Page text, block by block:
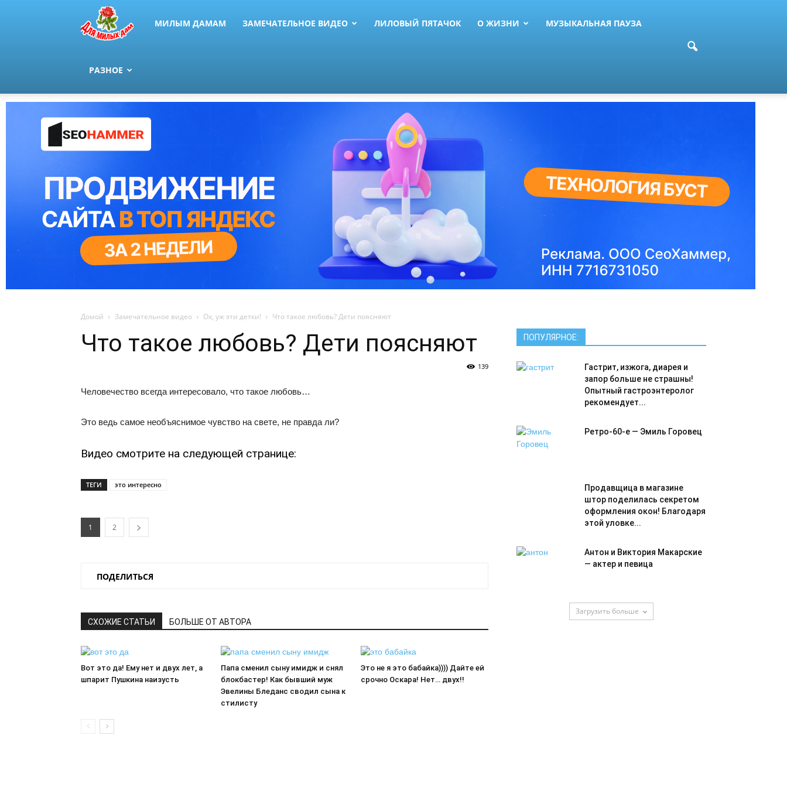
МИЛЫМ ДАМАМ ЗАМЕЧАТЕЛЬНОЕ ВИДЕО ЛИЛОВЫЙ ПЯТАЧОК О ЖИЗНИ МУЗЫКАЛЬНАЯ ПАУЗА
РАЗНОЕ
Домой Замечательное видео Ох, уж эти детки! Что такое любовь? Дети поясняют
Что такое любовь? Дети поясняют
139
Человечество всегда интересовало, что такое любовь…
Это ведь самое необъяснимое чувство на свете, не правда ли?
Видео смотрите на следующей странице:
ТЕГИ это интересно
1 2
ПОДЕЛИТЬСЯ
СХОЖИЕ СТАТЬИ БОЛЬШЕ ОТ АВТОРА
Вот это да! Ему нет и двух лет, а
шпарит Пушкина наизусть
Папа сменил сыну имидж и снял
блокбастер! Как бывший муж
Эвелины Бледанс сводил сына к
стилисту
Это не я это бабайка)))) Дайте ей
срочно Оскара! Нет… двух!!
ПОПУЛЯРНОЕ:
Гастрит, изжога, диарея и
запор больше не страшны!
Опытный гастроэнтеролог
рекомендует...
Ретро-60-е — Эмиль Горовец
Продавщица в магазине
штор поделилась секретом
оформления окон! Благодаря
этой уловке...
Антон и Виктория Макарские
— актер и певица
Загрузить больше